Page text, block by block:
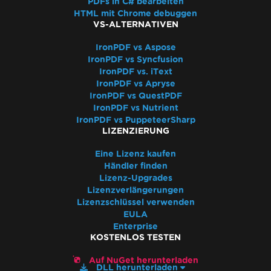
PDF in Base64 konvertieren
IronPDF - Sicherheits-CVE
IronPDF - _blank Hyperlinks in einem PDF
öffnen sich im selben Browser-Tab
PDF-Dateiversionen
IronPdf.Slim
IronPdf.Linux
IronPdf.Native.UpdatedChrome
Druckvorschau in Chrome
Assembly-Abstimmung nach Versions-
Upgrade
Größe ändern, Erweitern, Transformieren
Mischen von Iron-Produktversionen
WCAG und PDF/UA
UpdatedChrome Leistung
HTML mit Chrome debuggen
VS-ALTERNATIVEN
IronPDF vs Aspose
IronPDF vs Syncfusion
IronPDF vs. iText
IronPDF vs Apryse
IronPDF vs QuestPDF
IronPDF vs Nutrient
IronPDF vs PuppeteerSharp
LIZENZIERUNG
Eine Lizenz kaufen
Händler finden
Lizenz-Upgrades
Lizenzverlängerungen
Lizenzschlüssel verwenden
EULA
Enterprise
KOSTENLOS TESTEN
Auf NuGet herunterladen
DLL herunterladen